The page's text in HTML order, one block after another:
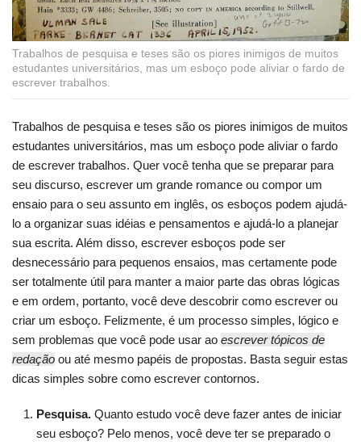
Trabalhos de pesquisa e teses são os piores inimigos de muitos
estudantes universitários, mas um esboço pode aliviar o fardo de
escrever trabalhos.
Trabalhos de pesquisa e teses são os piores inimigos de muitos
estudantes universitários, mas um esboço pode aliviar o fardo
de escrever trabalhos. Quer você tenha que se preparar para
seu discurso, escrever um grande romance ou compor um
ensaio para o seu assunto em inglês, os esboços podem ajudá-
lo a organizar suas idéias e pensamentos e ajudá-lo a planejar
sua escrita. Além disso, escrever esboços pode ser
desnecessário para pequenos ensaios, mas certamente pode
ser totalmente útil para manter a maior parte das obras lógicas
e em ordem, portanto, você deve descobrir como escrever ou
criar um esboço. Felizmente, é um processo simples, lógico e
sem problemas que você pode usar ao escrever tópicos de
redação ou até mesmo papéis de propostas. Basta seguir estas
dicas simples sobre como escrever contornos.
Pesquisa. Quanto estudo você deve fazer antes de iniciar
seu esboço? Pelo menos, você deve ter se preparado o